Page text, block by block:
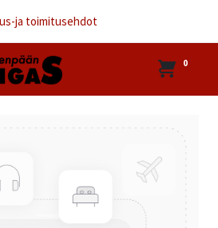
ja toimitusehdot
0